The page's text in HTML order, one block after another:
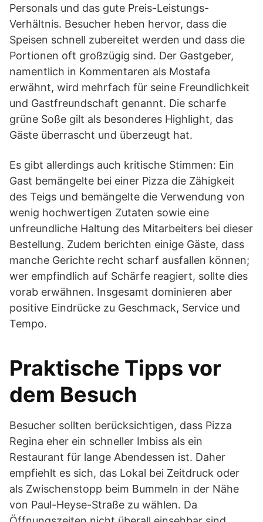
Personals und das gute Preis-Leistungs-
Verhältnis. Besucher heben hervor, dass die
Speisen schnell zubereitet werden und dass die
Portionen oft großzügig sind. Der Gastgeber,
namentlich in Kommentaren als Mostafa
erwähnt, wird mehrfach für seine Freundlichkeit
und Gastfreundschaft genannt. Die scharfe
grüne Soße gilt als besonderes Highlight, das
Gäste überrascht und überzeugt hat.
Es gibt allerdings auch kritische Stimmen: Ein
Gast bemängelte bei einer Pizza die Zähigkeit
des Teigs und bemängelte die Verwendung von
wenig hochwertigen Zutaten sowie eine
unfreundliche Haltung des Mitarbeiters bei dieser
Bestellung. Zudem berichten einige Gäste, dass
manche Gerichte recht scharf ausfallen können;
wer empfindlich auf Schärfe reagiert, sollte dies
vorab erwähnen. Insgesamt dominieren aber
positive Eindrücke zu Geschmack, Service und
Tempo.
Praktische Tipps vor
dem Besuch
Besucher sollten berücksichtigen, dass Pizza
Regina eher ein schneller Imbiss als ein
Restaurant für lange Abendessen ist. Daher
empfiehlt es sich, das Lokal bei Zeitdruck oder
als Zwischenstopp beim Bummeln in der Nähe
von Paul-Heyse-Straße zu wählen. Da